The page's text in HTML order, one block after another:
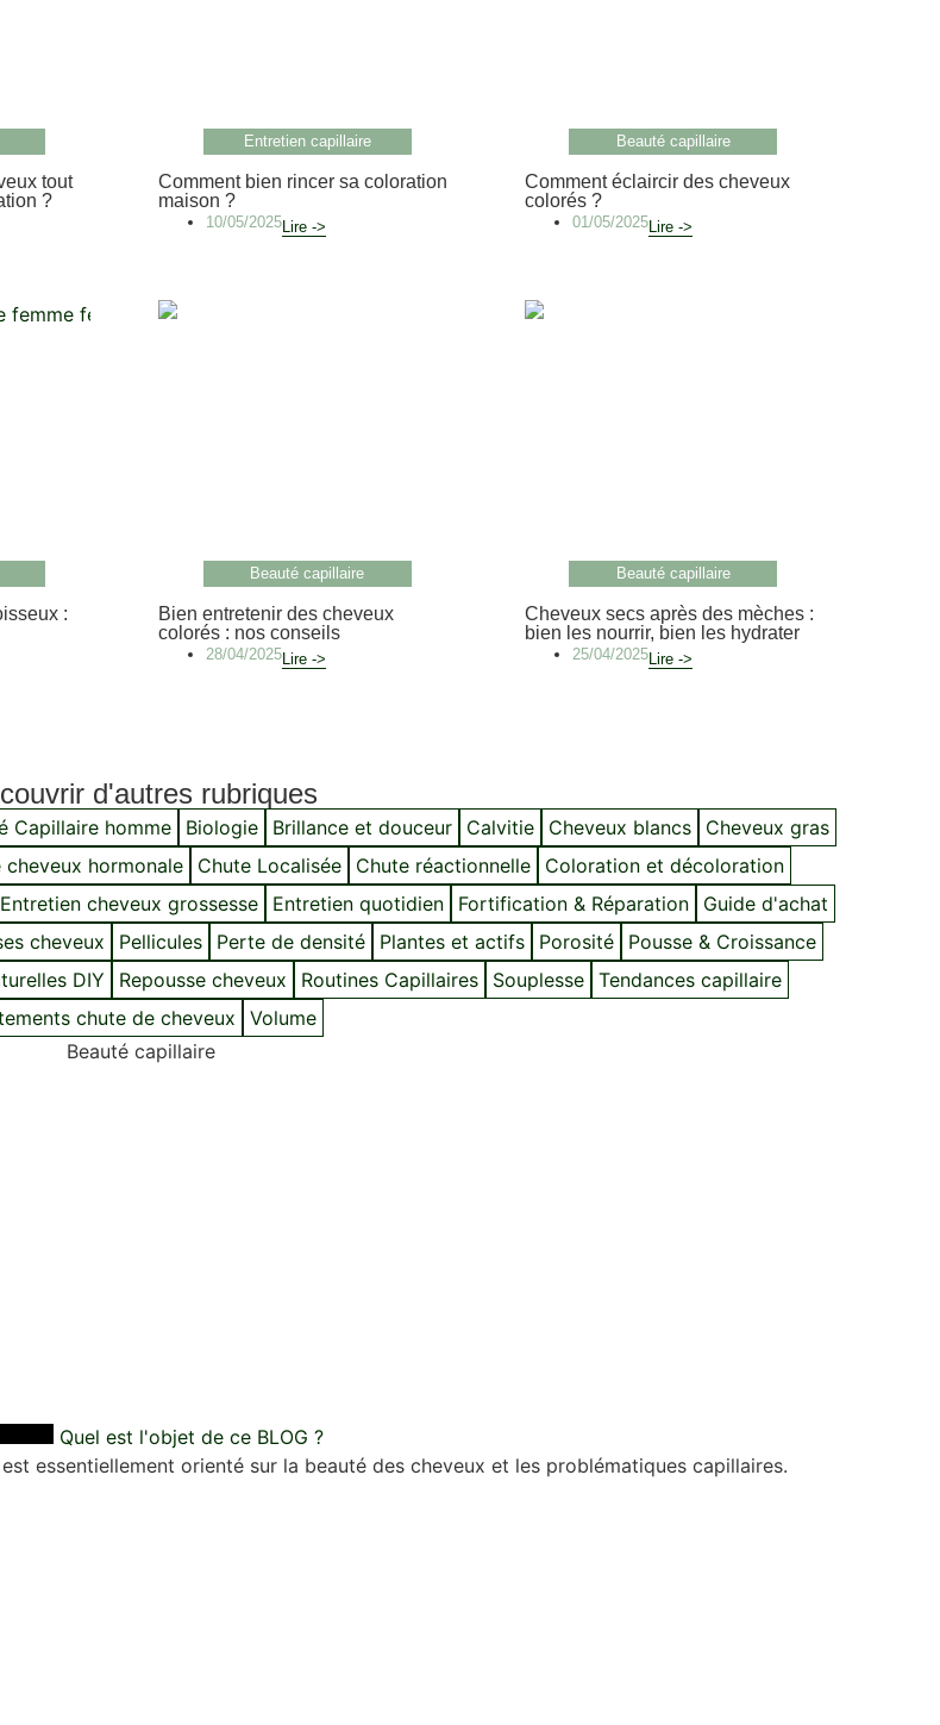
tout
?
Entretien capillaire
Comment bien rincer sa coloration
maison ?
10/05/2025Lire ->
Beauté capillaire
Comment éclaircir des cheveux
colorés ?
01/05/2025Lire ->
:
Beauté capillaire
Bien entretenir des cheveux
colorés : nos conseils
28/04/2025Lire ->
Beauté capillaire
Cheveux secs après des mèches :
bien les nourrir, bien les hydrater
25/04/2025Lire ->
d'autres rubriques
Capillaire homme Biologie Brillance et douceur Calvitie Cheveux blancs
Cheveux gras
cheveux hormonale Chute Localisée Chute réactionnelle
Coloration et décoloration
Entretien cheveux grossesse Entretien quotidien Fortification & Réparation
Guide d'achat
cheveux Pellicules Perte de densité Plantes et actifs Porosité
Pousse & Croissance
DIY Repousse cheveux Routines Capillaires Souplesse
Tendances capillaire
chute de cheveux
Volume
Beauté capillaire
Quel est l'objet de ce BLOG ?
essentiellement orienté sur la beauté des cheveux et les problématiques capillaires.